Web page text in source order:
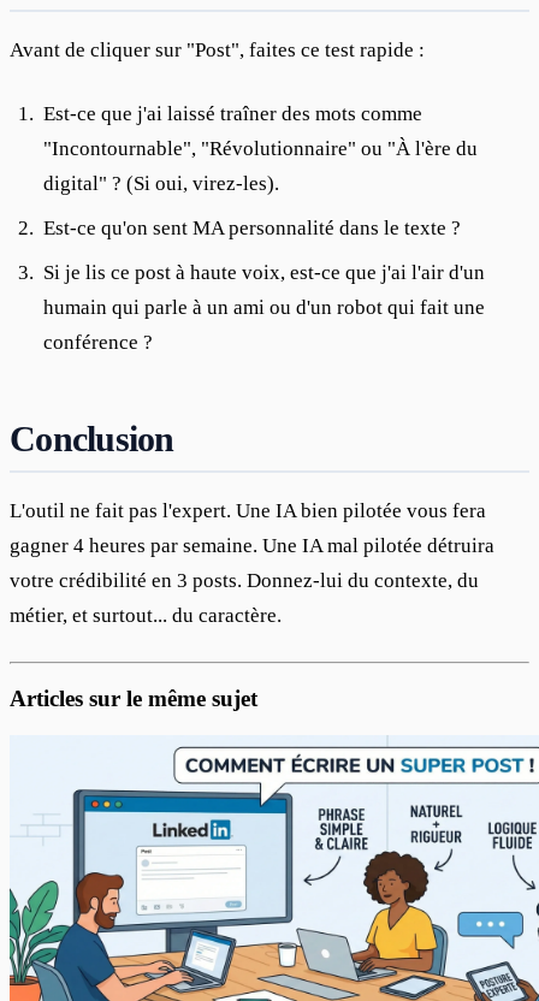
Avant de cliquer sur "Post", faites ce test rapide :
Est-ce que j'ai laissé traîner des mots comme
"Incontournable", "Révolutionnaire" ou "À l'ère du
digital" ? (Si oui, virez-les).
Est-ce qu'on sent MA personnalité dans le texte ?
Si je lis ce post à haute voix, est-ce que j'ai l'air d'un
humain qui parle à un ami ou d'un robot qui fait une
conférence ?
Conclusion
L'outil ne fait pas l'expert. Une IA bien pilotée vous fera
gagner 4 heures par semaine. Une IA mal pilotée détruira
votre crédibilité en 3 posts. Donnez-lui du contexte, du
métier, et surtout... du caractère.
Articles sur le même sujet